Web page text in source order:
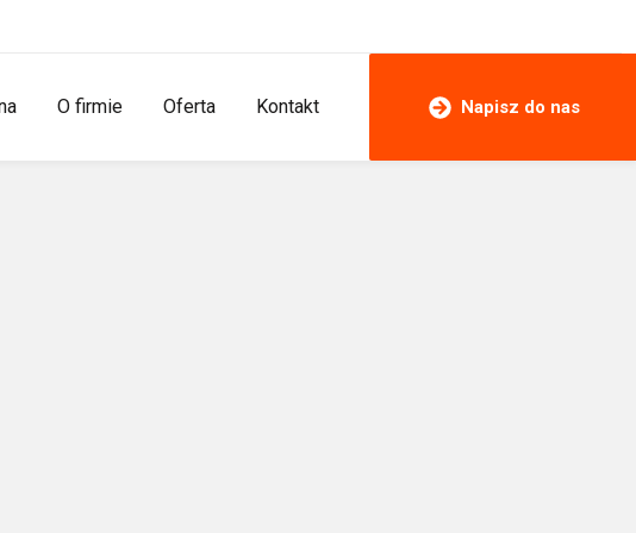
O firmie Oferta Kontakt Napisz do nas